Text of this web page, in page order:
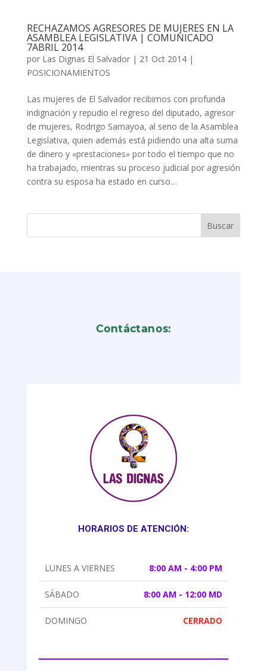
RECHAZAMOS AGRESORES DE MUJERES EN LA
ASAMBLEA LEGISLATIVA | COMUNICADO
7ABRIL 2014
por Las Dignas El Salvador| 21 Oct 2014|
POSICIONAMIENTOS
Las mujeres de El Salvador recibimos con profunda
indignación y repudio el regreso del diputado, agresor
de mujeres, Rodrigo Samayoa, al seno de la Asamblea
Legislativa, quien además está pidiendo una alta suma
de dinero y «prestaciones» por todo el tiempo que no
ha trabajado, mientras su proceso judicial por agresión
contra su esposa ha estado en curso…
Contáctanos:
HORARIOS DE ATENCIÓN:
LUNES A VIERNES 8:00 AM - 4:00 PM
SÁBADO 8:00 AM - 12:00 MD
DOMINGO CERRADO